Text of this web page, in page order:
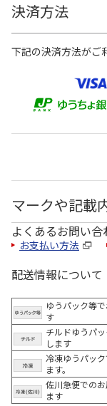
決済方法
下記の決済方法がご
マークや記載
よくあるお問い合
お支払い方法
配送情報について
ゆうパック等
す
チルドゆうパ
します
冷凍ゆうパッ
ます。
佐川急便での
ます